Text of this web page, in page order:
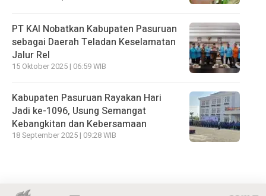
PT KAI Nobatkan Kabupaten Pasuruan
sebagai Daerah Teladan Keselamatan
Jalur Rel
15 Oktober 2025 | 06:59 WIB
Kabupaten Pasuruan Rayakan Hari
Jadi ke-1096, Usung Semangat
Kebangkitan dan Kebersamaan
18 September 2025 | 09:28 WIB